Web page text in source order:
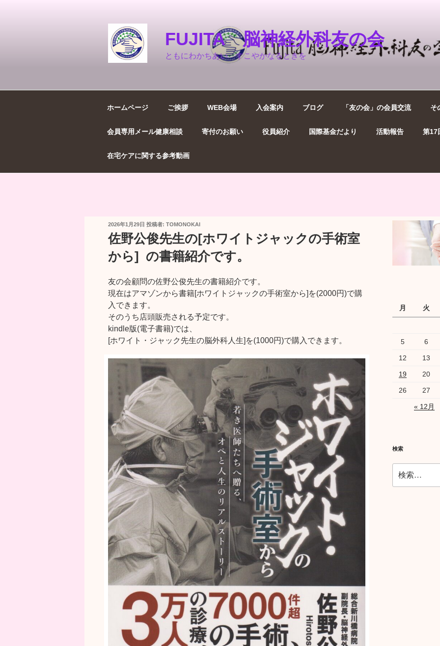
FUJITA 脳神経外科友の会
ともにわかちあい すこやかなるときを
ホームページ ご挨拶 WEB会場 入会案内 ブログ 「友の会」の会員交流 そ
会員専用メール健康相談 寄付のお願い 役員紹介 国際基金だより 活動報告 第17
在宅ケアに関する参考動画
投
稿
日:
2026年1月29日 投稿者: TOMONOKAI
佐野公俊先生の[ホワイトジャックの手術室
から] の書籍紹介です。
友の会顧問の佐野公俊先生の書籍紹介です。
現在はアマゾンから書籍[ホワイトジャックの手術室から]を(2000円)で購
入できます。
そのうち店頭販売される予定です。
kindle版(電子書籍)では、
[ホワイト・ジャック先生の脳外科人生]を(1000円)で購入できます。
月 火
5 6
12 13
19 20
26 27
« 12月
検索
索: